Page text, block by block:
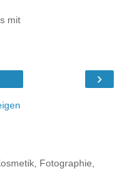
mit
›
Fotographie,